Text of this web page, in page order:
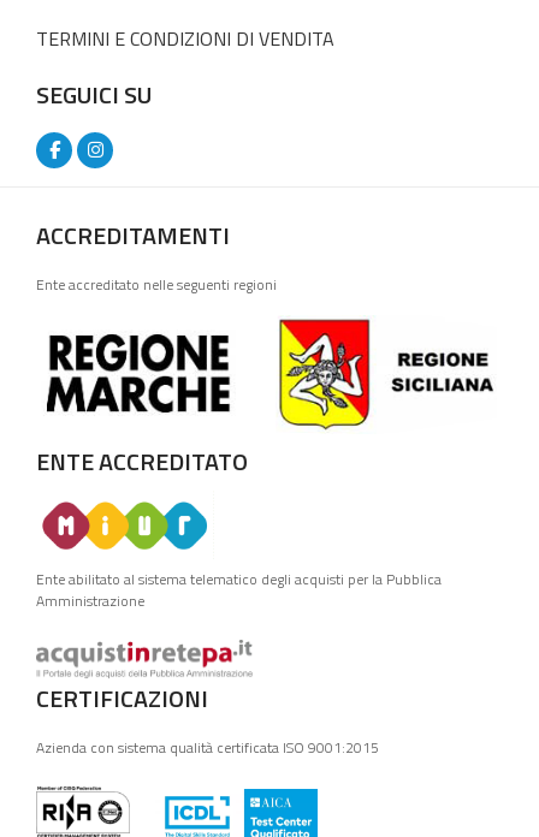
TERMINI E CONDIZIONI DI VENDITA
SEGUICI SU
ACCREDITAMENTI
Ente accreditato nelle seguenti regioni
ENTE ACCREDITATO
Ente abilitato al sistema telematico degli acquisti per la Pubblica
Amministrazione
CERTIFICAZIONI
Azienda con sistema qualità certificata ISO 9001:2015